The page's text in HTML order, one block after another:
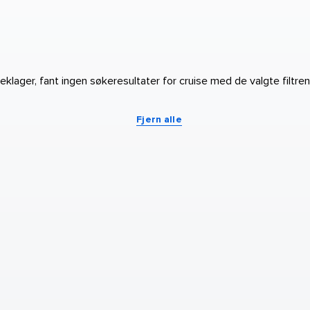
fant ingen søkeresultater for cruise med de valgte
Fjern alle